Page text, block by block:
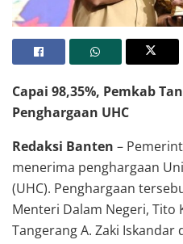
Capai 98,35%, Pemkab
Penghargaan UHC
Redaksi Banten –
menerima penghargaan
(UHC). Penghargaan
Menteri Dalam Negeri, Tito
Tangerang A. Zaki Iskandar